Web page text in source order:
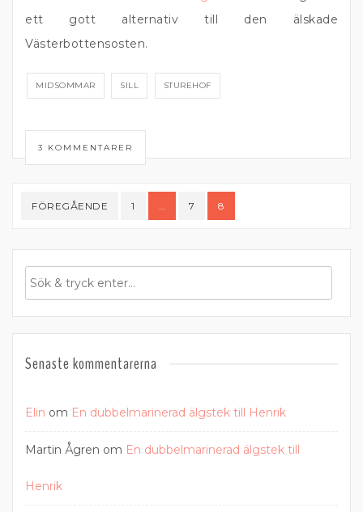
ett gott alternativ till den älskade
Västerbottensosten.
MIDSOMMAR SILL STUREHOF
3 KOMMENTARER
förFÖREGÅENDE 1 … 7 8
Senaste kommentarerna
Elin om En dubbelmarinerad älgstek till Henrik
Martin Ågren om En dubbelmarinerad älgstek till
Henrik